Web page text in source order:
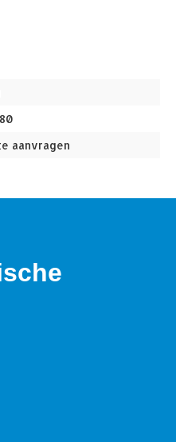
aanvragen